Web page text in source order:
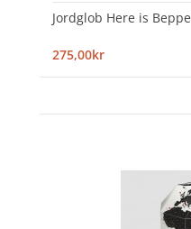
Jordglob Here is Beppe
275,00kr